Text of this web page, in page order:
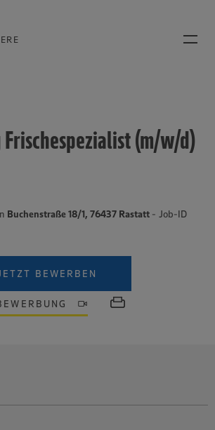
(m/w/d)
Buchenstraße 18/1, 76437 Rastatt - Job-ID
BEWERBEN